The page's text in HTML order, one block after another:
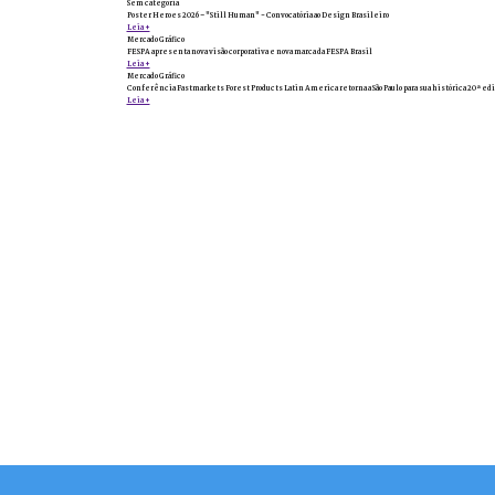
Sem categoria
Poster Heroes 2026 – "Still Human" - Convocatória ao Design Brasileiro
Leia +
Mercado Gráfico
FESPA apresenta nova visão corporativa e nova marca da FESPA Brasil
Leia +
Mercado Gráfico
Conferência Fastmarkets Forest Products Latin America retorna a São Paulo para sua histórica 20ª
Leia +